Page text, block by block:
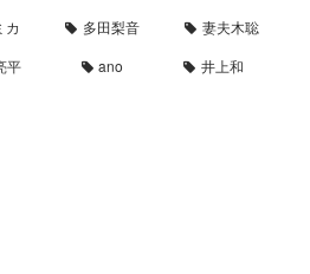
カ 多田梨音
妻夫木聡
平 ano 井上和